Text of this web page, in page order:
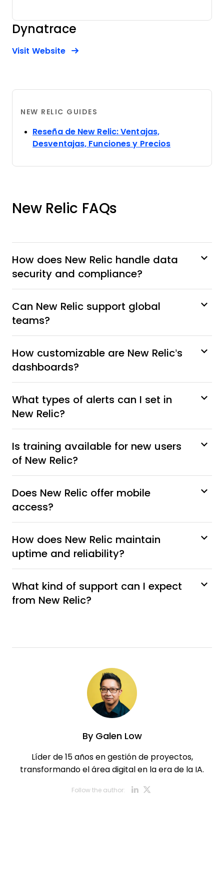
Dynatrace
Visit WebsiteOpens New Window
NEW RELIC GUIDES
Reseña de New Relic: Ventajas,
Desventajas, Funciones y PreciosOpens new
New Relic FAQs
How does New Relic handle data
security and compliance?
Can New Relic support global
teams?
How customizable are New Relic’s
dashboards?
What types of alerts can I set in
New Relic?
Is training available for new users
of New Relic?
Does New Relic offer mobile
access?
How does New Relic maintain
uptime and reliability?
What kind of support can I expect
from New Relic?
ByGalen Low
Líder de 15 años en gestión de proyectos,
transformando el área digital en la era de la IA.
Follow the author: Opens new